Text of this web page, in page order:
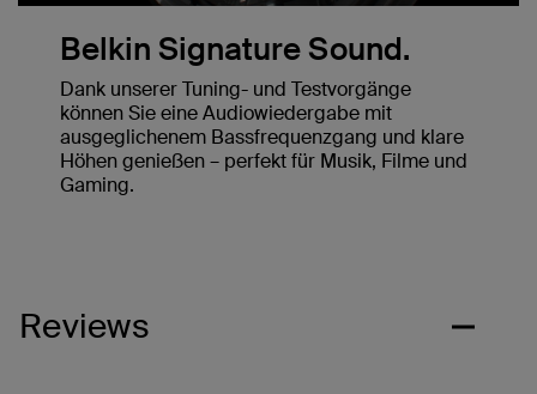
Belkin Signature Sound.
Dank unserer Tuning- und Testvorgänge
können Sie eine Audiowiedergabe mit
ausgeglichenem Bassfrequenzgang und klare
Höhen genießen – perfekt für Musik, Filme und
Gaming.
Reviews